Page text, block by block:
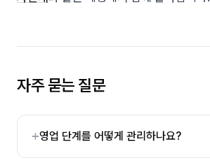
자주 묻는 질문
영업 단계를 어떻게 관리하나요?